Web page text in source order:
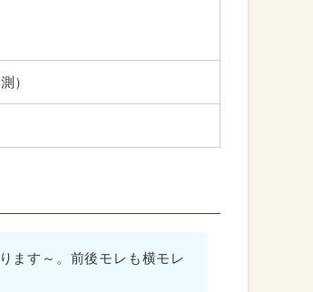
がポカポカしてあたたまるの
）
ます～。前後モレも横モレ